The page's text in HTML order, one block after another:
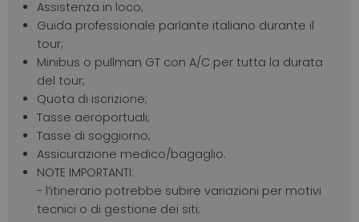
Assistenza in loco;
Guida professionale parlante italiano durante il
tour;
Minibus o pullman GT con A/C per tutta la durata
del tour;
Quota di iscrizione;
Tasse aeroportuali;
Tasse di soggiorno;
Assicurazione medico/bagaglio.
NOTE IMPORTANTI:
- l’itinerario potrebbe subire variazioni per motivi
tecnici o di gestione dei siti;